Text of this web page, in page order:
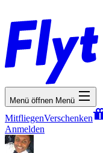
Menü öffnen Menü
MitfliegenVerschenken
Anmelden